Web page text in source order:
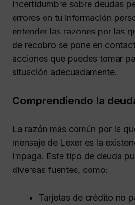
incertidumbre sobre deudas
errores en tu información
entender las razones por las
de recobro se pone en
acciones que puedes tomar
situación adecuadamente.
Comprendiendo la
La razón más común por la
mensaje de Lexer es la
impaga. Este tipo de deuda
diversas fuentes, como:
Tarjetas de crédito no